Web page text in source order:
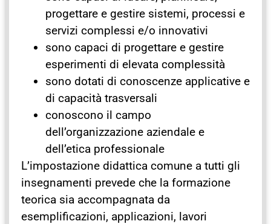
progettare e gestire sistemi, processi e
servizi complessi e/o innovativi
sono capaci di progettare e gestire
esperimenti di elevata complessità
sono dotati di conoscenze applicative e
di capacità trasversali
conoscono il campo
dell’organizzazione aziendale e
dell’etica professionale
L’impostazione didattica comune a tutti gli
insegnamenti prevede che la formazione
teorica sia accompagnata da
esemplificazioni, applicazioni, lavori